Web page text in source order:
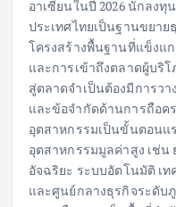
อาเซียนในปี 2026 นักลง
ประเทศไทยเป็นฐานขยา
โครงสร้างพื้นฐานที่แข็งแ
และการเข้าถึงตลาดผู้บริ
สู่ตลาดจำเป็นต้องมีการวา
และข้อจำกัดด้านการถือค
อุตสาหกรรมเป็นขั้นตอน
อุตสาหกรรมมูลค่าสูง เช่
อัจฉริยะ ระบบอัตโนมัติ เ
และศูนย์กลางธุรกิจระดับ